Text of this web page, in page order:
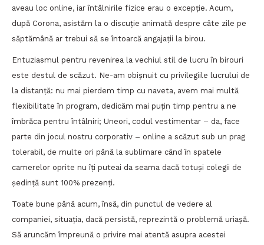
aveau loc online, iar întâlnirile fizice erau o excepție. Acum,
după Corona, asistăm la o discuție animată despre câte zile pe
săptămână ar trebui să se întoarcă angajații la birou.
Entuziasmul pentru revenirea la vechiul stil de lucru în birouri
este destul de scăzut. Ne-am obișnuit cu privilegiile lucrului de
la distanță: nu mai pierdem timp cu naveta, avem mai multă
flexibilitate în program, dedicăm mai puțin timp pentru a ne
îmbrăca pentru întâlniri; Uneori, codul vestimentar – da, face
parte din jocul nostru corporativ – online a scăzut sub un prag
tolerabil, de multe ori până la sublimare când în spatele
camerelor oprite nu îți puteai da seama dacă totuși colegii de
ședință sunt 100% prezenți.
Toate bune până acum, însă, din punctul de vedere al
companiei, situația, dacă persistă, reprezintă o problemă uriașă.
Să aruncăm împreună o privire mai atentă asupra acestei